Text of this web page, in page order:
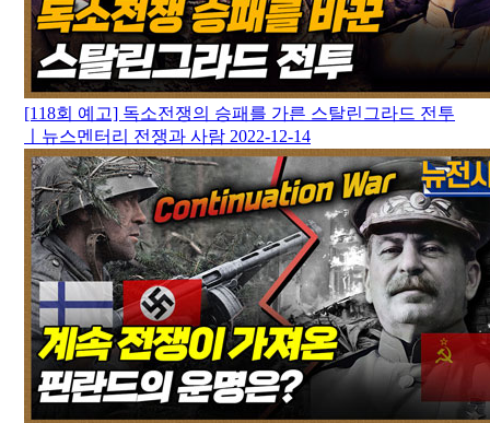
[118회 예고] 독소전쟁의 승패를 가른 스탈린그라드 전투
ㅣ뉴스멘터리 전쟁과 사람 2022-12-14